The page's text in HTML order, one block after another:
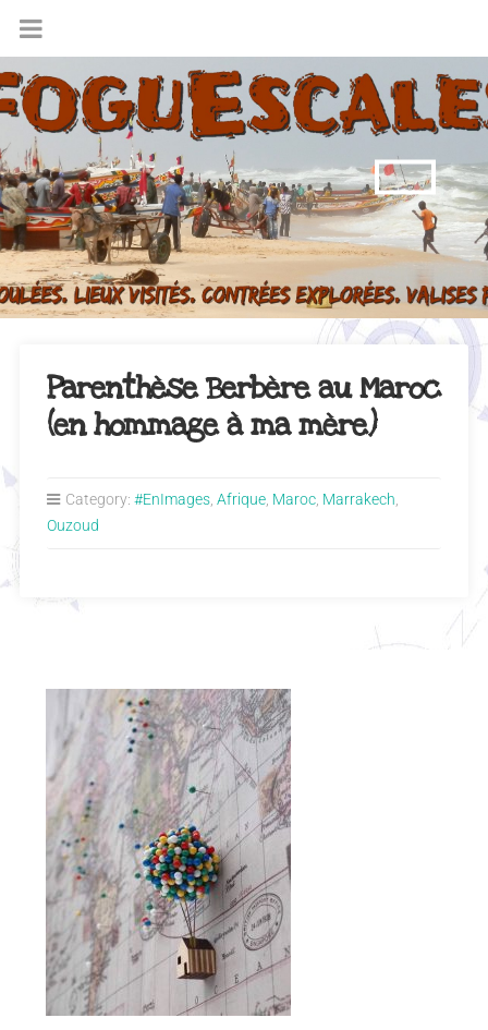
Parenthèse Berbère au Maroc
(en hommage à ma mère)
Category: #EnImages, Afrique, Maroc, Marrakech,
Ouzoud